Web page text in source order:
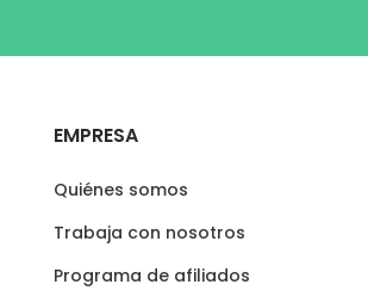
EMPRESA
Quiénes somos
Trabaja con nosotros
Programa de afiliados